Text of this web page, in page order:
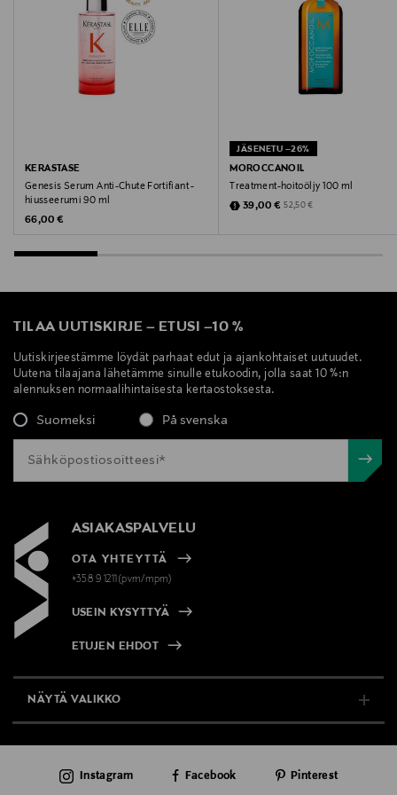
Valmistaja
Frameda Oy
Valmistajan osoite
Digitaalinen osoite
info@frameda.fi
Living Proof, hoitoaine, hiukset
KERASTASE
Genesis Serum Anti-Chute Fortifiant -
hiusseerumi 90 ml
Original Price
66,00 €
JÄSENETU –26%
MOROCCANOIL
Treatment-hoitoöljy 100 ml
Discounted Price
39,00 € Original Price
52,50 €
TILAA UUTISKIRJE – ETUSI –10 %
Uutiskirjeestämme löydät parhaat edut ja ajankohtaiset uutuudet.
Uutena tilaajana lähetämme sinulle etukoodin, jolla saat 10 %:n
alennuksen normaalihintaisesta kertaostoksesta.
Suomeksi På svenska
ASIAKASPALVELU
OTA YHTEYTTÄ
+358 9 1211(pvm/mpm)
USEIN KYSYTTYÄ
ETUJEN EHDOT
NÄYTÄ VALIKKO
AJANKOHTAISTA
Instagram Facebook Pinterest